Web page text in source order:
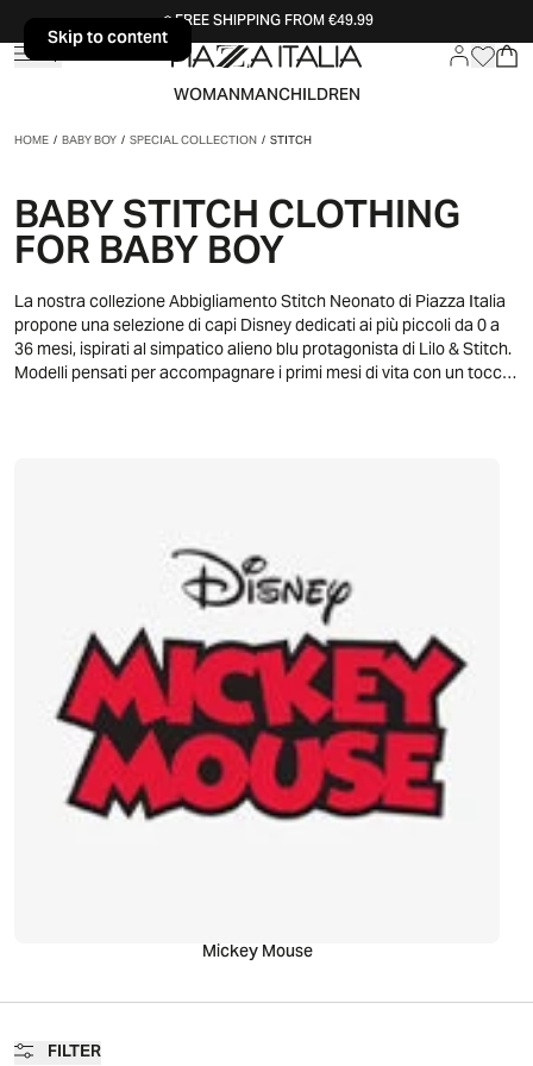
Skip to content FREE SHIPPING FROM €49.99
WOMANMANCHILDREN
HOME/BABY BOY/SPECIAL COLLECTION/STITCH
BABY STITCH CLOTHING
FOR BABY BOY
La nostra collezione Abbigliamento Stitch Neonato di Piazza Italia
propone una selezione di capi Disney dedicati ai più piccoli da 0 a
36 mesi, ispirati al simpatico alieno blu protagonista di Lilo & Stitch.
Modelli pensati per accompagnare i primi mesi di vita con un tocco
Mickey Mouse
FILTER
Skip to content